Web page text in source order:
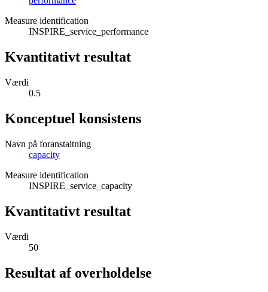
Measure identification
INSPIRE_service_performance
Kvantitativt resultat
Værdi
0.5
Konceptuel konsistens
Navn på foranstaltning
capacity
Measure identification
INSPIRE_service_capacity
Kvantitativt resultat
Værdi
50
Resultat af overholdelse